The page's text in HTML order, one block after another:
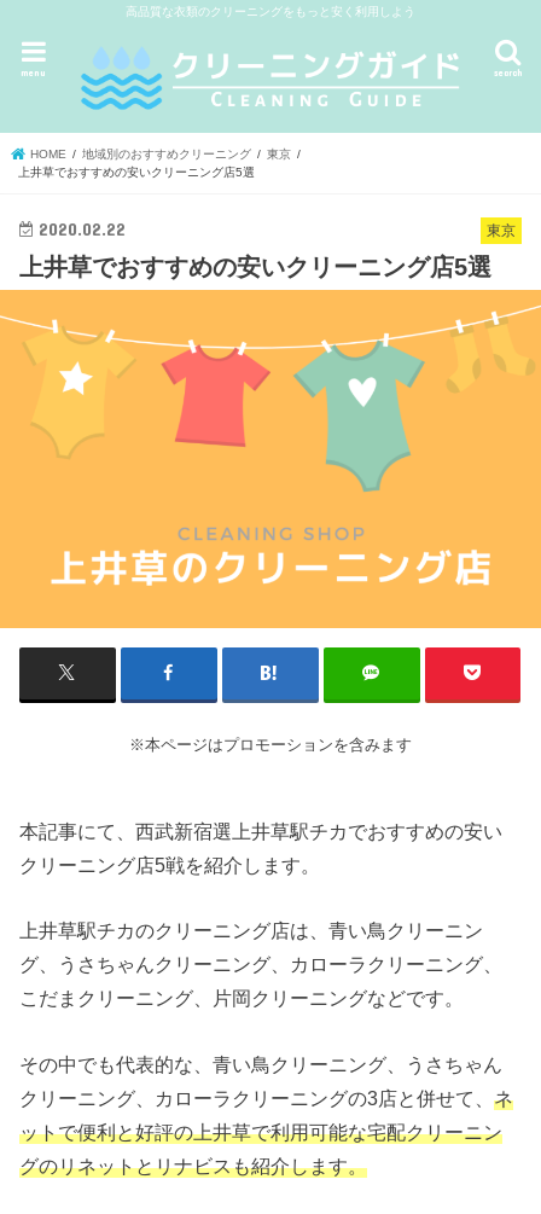
高品質な衣類のクリーニングをもっと安く利用しよう
search
menu
HOME 地域別のおすすめクリーニング
東京
上井草でおすすめの安いクリーニング店5選
東京
2020.02.22
上井草でおすすめの安いクリーニング店5選
※本ページはプロモーションを含みます
本記事にて、西武新宿選上井草駅チカでおすすめの安い
クリーニング店5戦を紹介します。
上井草駅チカのクリーニング店は、青い鳥クリーニン
グ、うさちゃんクリーニング、カローラクリーニング、
こだまクリーニング、片岡クリーニングなどです。
その中でも代表的な、青い鳥クリーニング、うさちゃん
クリーニング、カローラクリーニングの3店と併せて、ネ
ットで便利と好評の上井草で利用可能な宅配クリーニン
グのリネットとリナビスも紹介します。